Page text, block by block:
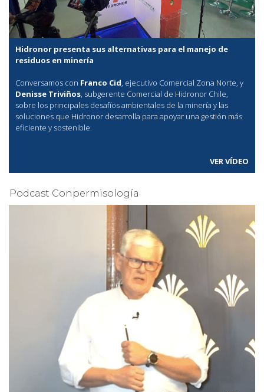
Hidronor presenta sus alternativas para el manejo de
residuos en minería
Conversamos con Franco Cid, ejecutivo Comercial Zona Norte, y
Denisse Triviños, subgerente Comercial de Hidronor Chile,
sobre los principales desafíos ambientales de la minería y las
soluciones que Hidronor desarrolla para apoyar una gestión más
eficiente y sostenible.
VER VÍDEO
Podcast Conpermisología